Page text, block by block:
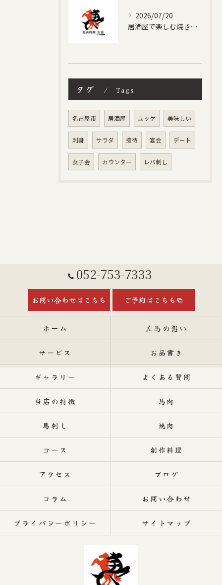
2026/07/20
居酒屋で楽しむ焼きそばの魅力と千種区稲舟通のディープな夜時間
タグ Tags
名古屋市 居酒屋 ユッケ 美味しい
刺身 サラダ 接待 宴会 デート
女子会 カウンター レバ刺し
052-753-7333
お問い合わせはこちら ご予約はこちら
ホーム 左馬の想い
サービス お品書き
ギャラリー よくある質問
当店の特徴 馬肉
馬刺し 焼肉
コース 創作料理
アクセス ブログ
コラム お問い合わせ
プライバシーポリシー サイトマップ